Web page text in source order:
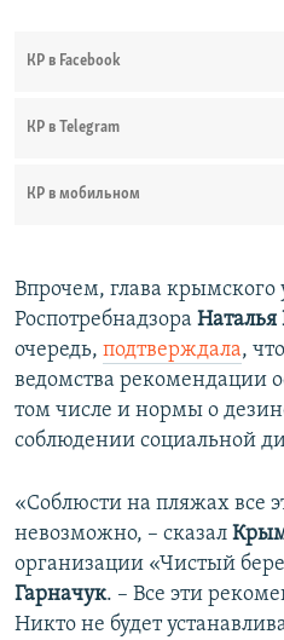
КР в Facebook
КР в Telegram
КР в мобильном
Впрочем, глава крымского
Роспотребнадзора Наталья
очередь, подтверждала,
ведомства рекомендации
том числе и нормы о
соблюдении социальной
«Соблюсти на пляжах все
невозможно, – сказал
организации «Чистый
Гарначук. – Все эти
Никто не будет